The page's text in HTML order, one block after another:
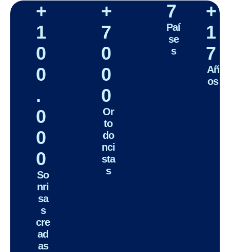
+
1
0
0
.
0
0
0
So
nri
sa
s
cre
ad
as
+
7
0
0
0
Or
to
do
nci
sta
s
7
Paí
se
s
+
1
7
Añ
os